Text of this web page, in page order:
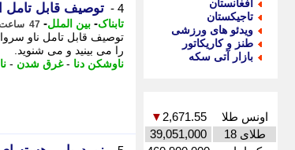
افغانستان
تاجیکستان
ویدئو های ورزشی
طنز و کاریکاتور
بازار آتی سکه
اونس طلا 2,671.55
▼
طلای 18
39,051,000
4 - توصیف قابل تامل
تابناک- بین الملل- 47 ساعت پیش - چهارشنبه 14 مرداد 1405، 22:25
توصیف قابل تامل ناو
را می بینید و می شنوید.
ناوشکن دنا -غرق شدن -